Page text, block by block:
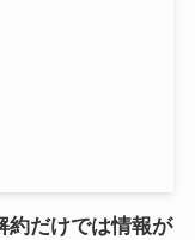
約だけでは情報が